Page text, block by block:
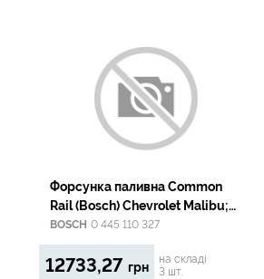
Форсунка паливна Common
Rail (Bosch) Chevrolet Malibu;
Opel Astra GЕС J, Astra J,
Cascada, Insignia, Zafira C;
Saab 9-5 A20Dt-Z20DTJ
BOSCH 0 445 110 327
12733,27 грн
на складі
3 шт.